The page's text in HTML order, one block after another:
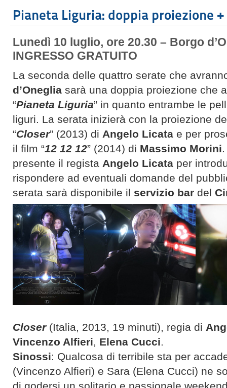
Pianeta Liguria: doppia proiezione
Lunedì 10 luglio, ore 20.30 – Borgo
INGRESSO GRATUITO
La seconda delle quattro serate che
d’Oneglia sarà una doppia proiezione che
“Pianeta Liguria” in quanto entrambe le
liguri. La serata inizierà con la proiezione
“Closer” (2013) di Angelo Licata e per
il film “12 12 12” (2014) di Massimo Morini
presente il regista Angelo Licata per
rispondere ad eventuali domande del
serata sarà disponibile il servizio bar del
Closer(Italia, 2013, 19 minuti), regia di
Vincenzo Alfieri, Elena Cucci.
Sinossi: Qualcosa di terribile sta per
(Vincenzo Alfieri) e Sara (Elena Cucci) ne
di godersi un solitario e passionale